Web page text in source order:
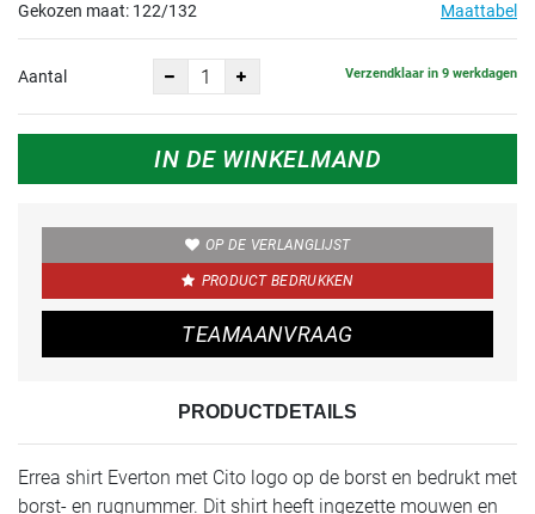
Gekozen maat: 122/132 Maattabel
Aantal Verzendklaar in 9 werkdagen
IN DE WINKELMAND
OP DE VERLANGLIJST
PRODUCT BEDRUKKEN
TEAMAANVRAAG
PRODUCTDETAILS
Errea shirt Everton met Cito logo op de borst en bedrukt met
borst- en rugnummer. Dit shirt heeft ingezette mouwen en